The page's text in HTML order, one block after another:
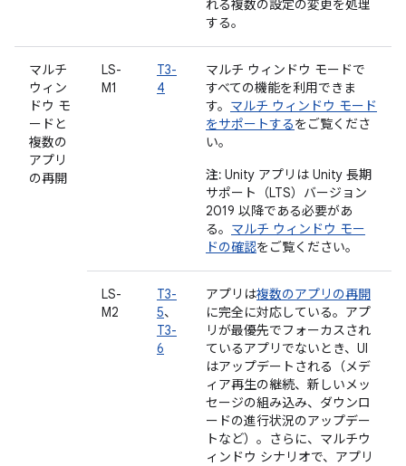
れる複数の設定の変更を処理
する。
マルチ
ウィン
ドウ モ
ードと
複数の
アプリ
の再開
LS-
M1
T3-
4
マルチ ウィンドウ モードで
すべての機能を利用できま
す。 マルチ ウィンドウ モード
をサポートするをご覧くださ
い。
注: Unity アプリは Unity 長期
サポート（LTS）バージョン
2019 以降である必要があ
る。 マルチ ウィンドウ モー
ドの確認をご覧ください。
LS-
M2
T3-
5、
T3-
6
アプリは複数のアプリの再開
に完全に対応している。アプ
リが最優先でフォーカスされ
ているアプリでないとき、UI
はアップデートされる（メデ
ィア再生の継続、新しいメッ
セージの組み込み、ダウンロ
ードの進行状況のアップデー
トなど）。さらに、マルチウ
ィンドウ シナリオで、アプリ